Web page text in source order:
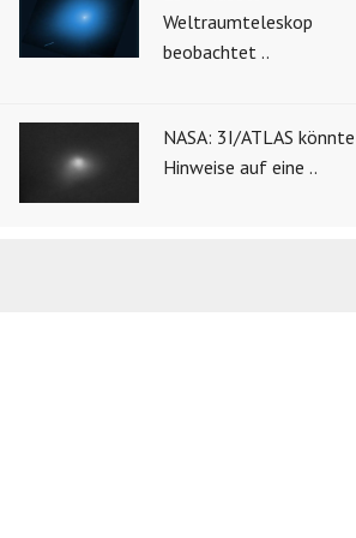
Weltraumteleskop
beobachtet ..
NASA: 3I/ATLAS könnte
Hinweise auf eine ..